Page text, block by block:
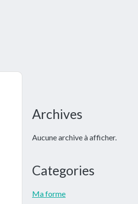
Barre
principale
Archives
Aucune archive à afficher.
Categories
Ma forme